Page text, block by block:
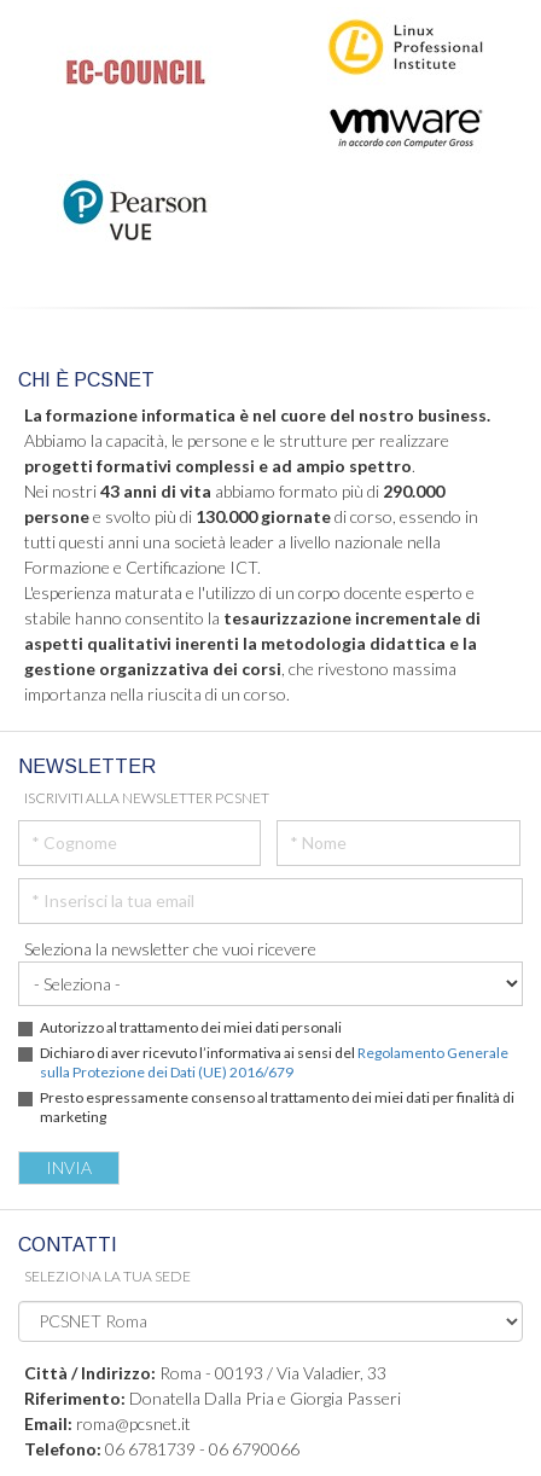
CHI È PCSNET
La formazione informatica è nel cuore del nostro business.
Abbiamo la capacità, le persone e le strutture per realizzare
progetti formativi complessi e ad ampio spettro.
Nei nostri43 anni di vita abbiamo formato più di 290.000
personee svolto più di 130.000 giornatedi corso, essendo in
tutti questi anni una società leader a livello nazionale nella
Formazione e Certificazione ICT.
L'esperienza maturata e l'utilizzo di un corpo docente esperto e
stabile hanno consentito la tesaurizzazione incrementale di
aspetti qualitativi inerenti la metodologia didattica e la
gestione organizzativa dei corsi , che rivestono massima
importanza nella riuscita di un corso.
NEWSLETTER
ISCRIVITI ALLA NEWSLETTER PCSNET
Seleziona la newsletter che vuoi ricevere
Autorizzo al trattamento dei miei dati personali
Dichiaro di aver ricevuto l’informativa ai sensi del Regolamento Generale
sulla Protezione dei Dati (UE) 2016/679
Presto espressamente consenso al trattamento dei miei dati per finalità di
marketing
CONTATTI
SELEZIONA LA TUA SEDE
Città / Indirizzo: Roma - 00193 / Via Valadier, 33
Riferimento: Donatella Dalla Pria e Giorgia Passeri
Email: roma@pcsnet.it
Telefono: 06 6781739 - 06 6790066